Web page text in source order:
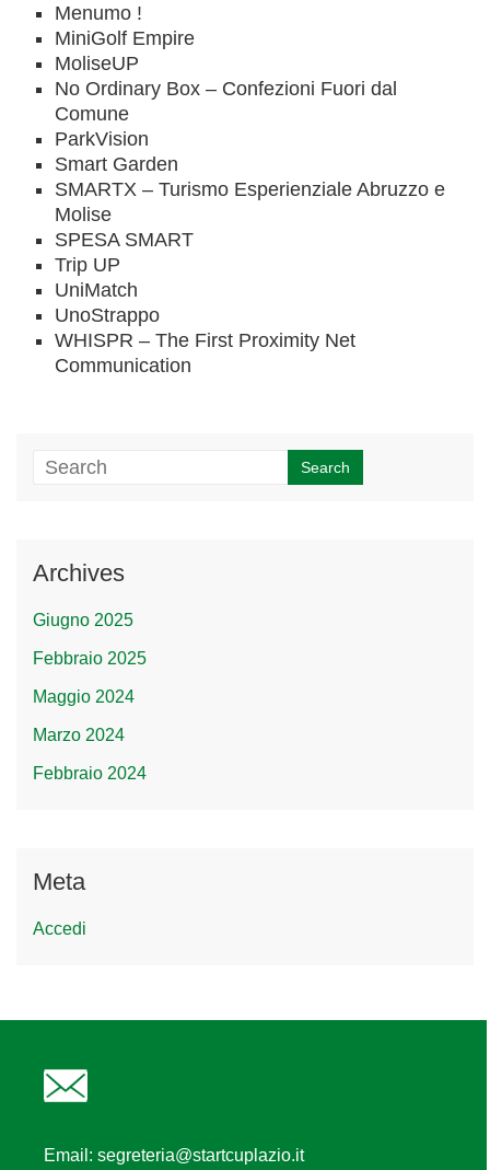
Menumo !
MiniGolf Empire
MoliseUP
No Ordinary Box – Confezioni Fuori dal
Comune
ParkVision
Smart Garden
SMARTX – Turismo Esperienziale Abruzzo e
Molise
SPESA SMART
Trip UP
UniMatch
UnoStrappo
WHISPR – The First Proximity Net
Communication
Archives
Giugno 2025
Febbraio 2025
Maggio 2024
Marzo 2024
Febbraio 2024
Meta
Accedi
Email: segreteria@startcuplazio.it